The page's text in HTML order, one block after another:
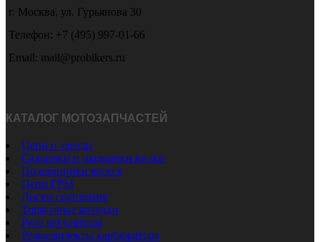
г. Москва, ул. Гурьянова 30
Телефон: +7 (495) 997-01-66
Email: mail@probikers.ru
КАТАЛОГ МОТОЗАПЧАСТЕЙ
Цепи и звезды
Сальники и пыльники вилки
Подшипники колеса
Цепи ГРМ
Диски сцепления
Тормозные колодки
Реле регуляторы
Ремкомплекты карбюратора